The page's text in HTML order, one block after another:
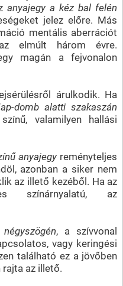
anyajegy a kéz bal felén
jelez előre. Más
mentális aberrációt
elmúlt három évre.
magán a fejvonalon
árulkodik. Ha
domb alatti szakaszán
valamilyen hallási
anyajegy reményteljes
azonban a siker nem
az illető kezéből. Ha az
színárnyalatú, az
, a szívvonal
vagy keringési
található ez a jövőben
rajta az illető.